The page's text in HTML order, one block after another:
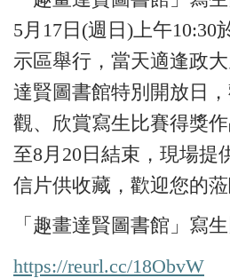
5月17日(週日)上午10:30
示區舉行，當天適逢政大
達賢圖書館特別開放日
觀、欣賞寫生比賽得獎
至8月20日結束，現場提
信片供收藏，歡迎您的蒞
「趣畫達賢圖書館」寫
https://reurl.cc/18ObvW